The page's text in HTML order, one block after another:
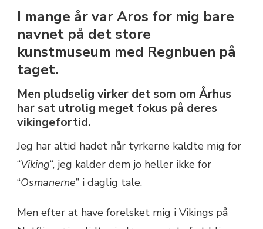
I mange år var Aros for mig bare
navnet på det store
kunstmuseum med Regnbuen på
taget.
Men pludselig virker det som om Århus
har sat utrolig meget fokus på deres
vikingefortid.
Jeg har altid hadet når tyrkerne kaldte mig for
“Viking“, jeg kalder dem jo heller ikke for
“Osmanerne” i daglig tale.
Men efter at have forelsket mig i Vikings på